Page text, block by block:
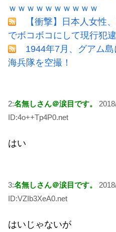
ｗｗｗｗｗｗｗｗｗｗ
【衝撃】日本人女性
でボコボコにして現行犯
1944年7月、グアム
海兵隊を空撮！
2:名無しさん＠涙目です。
ID:4o++Tp4P0.net
はい
3:名無しさん＠涙目です。
ID:VZIb3XeA0.net
はいじゃないが